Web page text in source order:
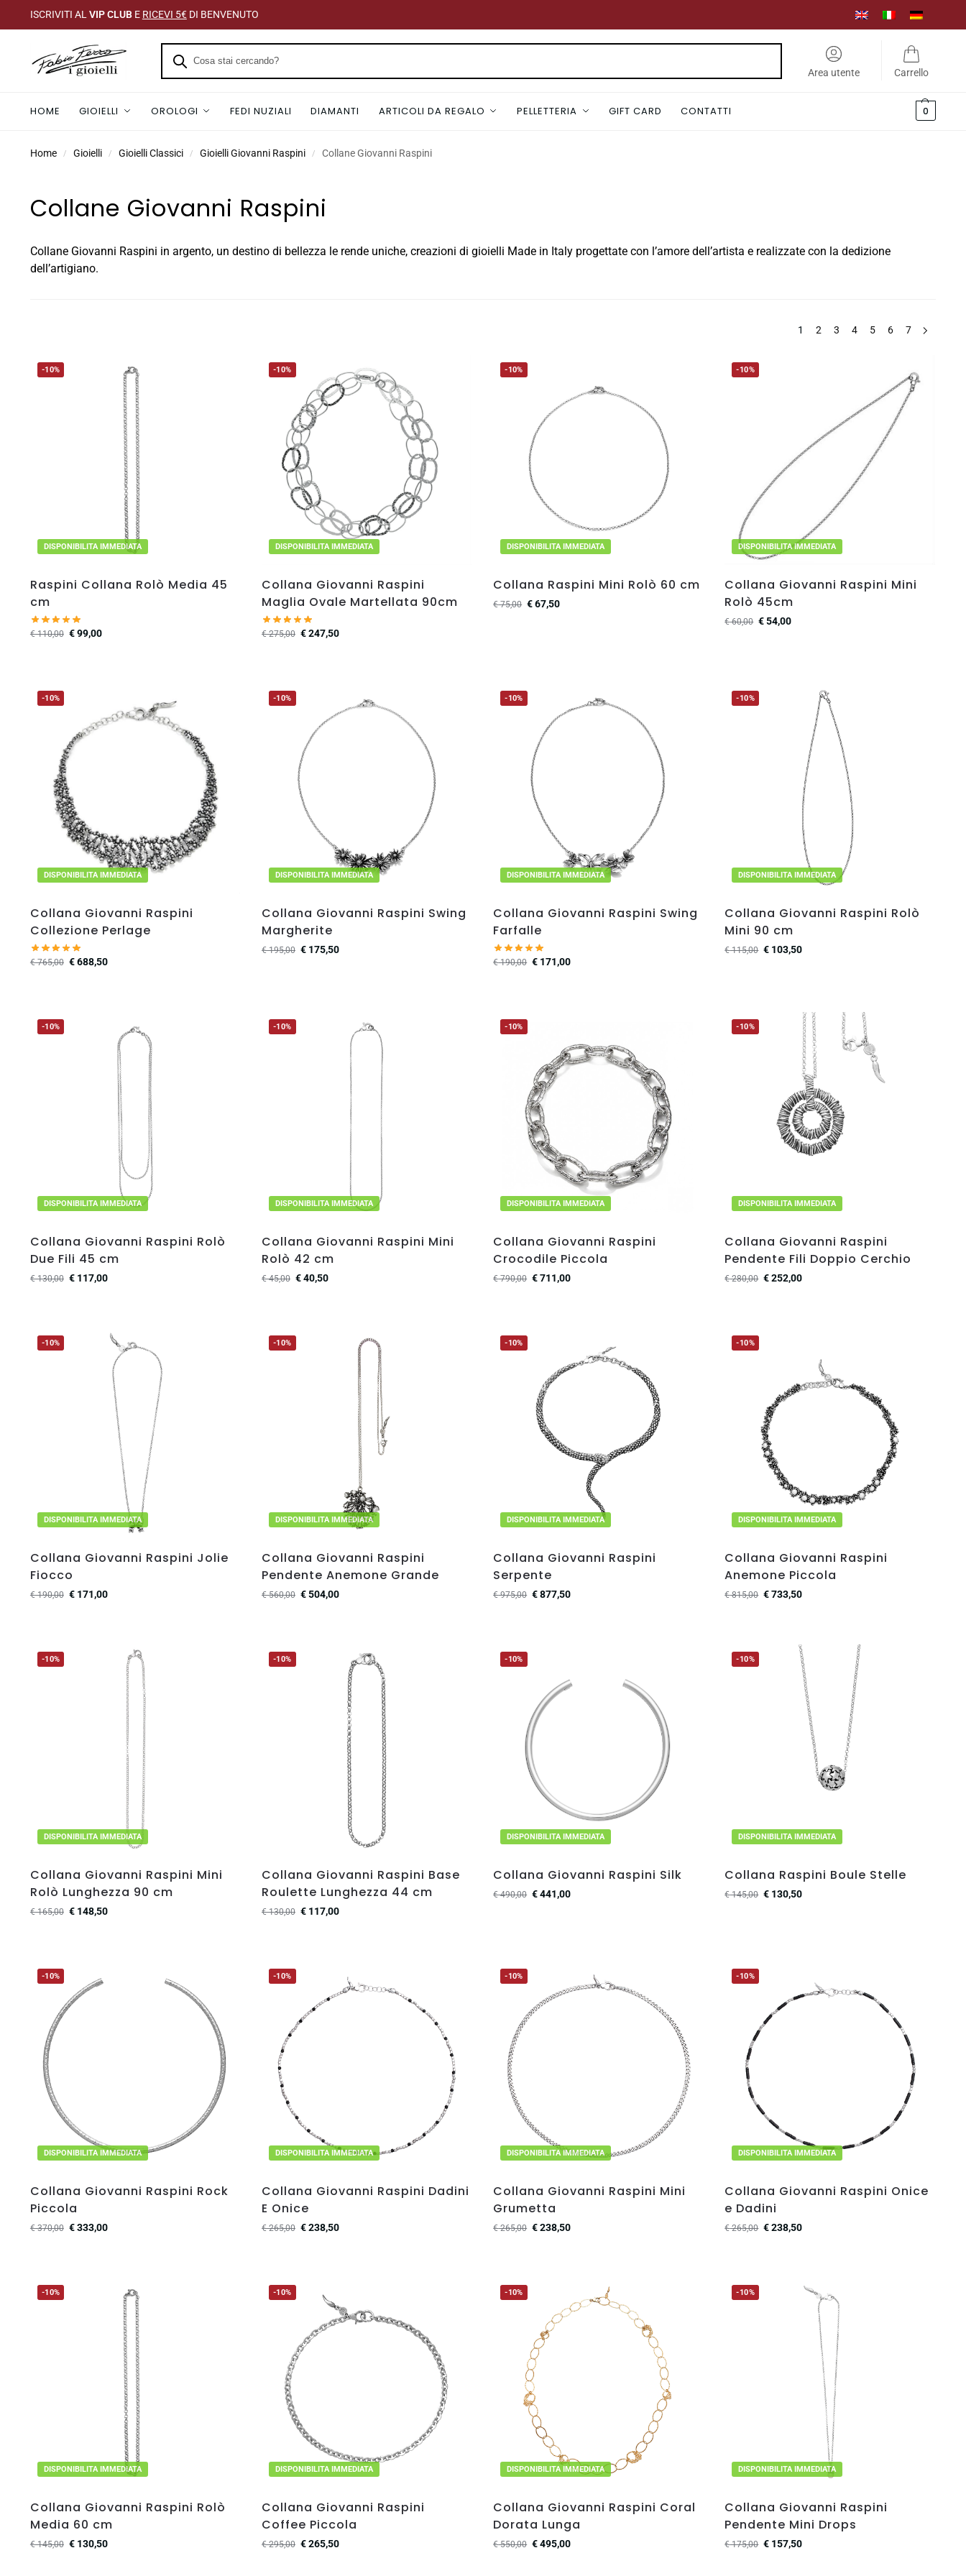
ISCRIVITI AL VIP CLUBE RICEVI 5€DI BENVENUTO
Area utente Carrello
HOME GIOIELLI OROLOGI FEDI NUZIALI DIAMANTI ARTICOLI DA REGALO PELLETTERIA GIFT CARD CONTATTI 0
Home / Gioielli / Gioielli Classici / Gioielli Giovanni Raspini / Collane Giovanni Raspini
Collane Giovanni Raspini
Collane Giovanni Raspini in argento, un destino di bellezza le rende uniche, creazioni di gioielli Made in Italy progettate con l’amore dell’artista e realizzate con la dedizione
dell’artigiano.
1 2 3 4 5 6 7
-10%
DISPONIBILITA IMMEDIATA
Raspini Collana Rolò Media 45
cm
€110,00 €99,00
-10%
DISPONIBILITA IMMEDIATA
Collana Giovanni Raspini
Maglia Ovale Martellata 90cm
€275,00 €247,50
-10%
DISPONIBILITA IMMEDIATA
Collana Raspini Mini Rolò 60 cm
€75,00 €67,50
-10%
DISPONIBILITA IMMEDIATA
Collana Giovanni Raspini Mini
Rolò 45cm
€60,00 €54,00
-10%
DISPONIBILITA IMMEDIATA
Collana Giovanni Raspini
Collezione Perlage
€765,00 €688,50
-10%
DISPONIBILITA IMMEDIATA
Collana Giovanni Raspini Swing
Margherite
€195,00 € 175,50
-10%
DISPONIBILITA IMMEDIATA
Collana Giovanni Raspini Swing
Farfalle
€190,00 € 171,00
-10%
DISPONIBILITA IMMEDIATA
Collana Giovanni Raspini Rolò
Mini 90 cm
€115,00 € 103,50
-10%
DISPONIBILITA IMMEDIATA
Collana Giovanni Raspini Rolò
Due Fili 45 cm
€130,00 €117,00
-10%
DISPONIBILITA IMMEDIATA
Collana Giovanni Raspini Mini
Rolò 42 cm
€45,00 €40,50
-10%
DISPONIBILITA IMMEDIATA
Collana Giovanni Raspini
Crocodile Piccola
€790,00 €711,00
-10%
DISPONIBILITA IMMEDIATA
Collana Giovanni Raspini
Pendente Fili Doppio Cerchio
€280,00 €252,00
-10%
DISPONIBILITA IMMEDIATA
Collana Giovanni Raspini Jolie
Fiocco
€190,00 €171,00
-10%
DISPONIBILITA IMMEDIATA
Collana Giovanni Raspini
Pendente Anemone Grande
€560,00 €504,00
-10%
DISPONIBILITA IMMEDIATA
Collana Giovanni Raspini
Serpente
€975,00 €877,50
-10%
DISPONIBILITA IMMEDIATA
Collana Giovanni Raspini
Anemone Piccola
€815,00 €733,50
-10%
DISPONIBILITA IMMEDIATA
Collana Giovanni Raspini Mini
Rolò Lunghezza 90 cm
€165,00 €148,50
-10%
Collana Giovanni Raspini Base
Roulette Lunghezza 44 cm
€130,00 € 117,00
-10%
DISPONIBILITA IMMEDIATA
Collana Giovanni Raspini Silk
€490,00 €441,00
-10%
DISPONIBILITA IMMEDIATA
Collana Raspini Boule Stelle
€145,00 € 130,50
-10%
DISPONIBILITA IMMEDIATA
Collana Giovanni Raspini Rock
Piccola
€370,00 €333,00
-10%
DISPONIBILITA IMMEDIATA
Collana Giovanni Raspini Dadini
E Onice
€265,00 €238,50
-10%
DISPONIBILITA IMMEDIATA
Collana Giovanni Raspini Mini
Grumetta
€265,00 €238,50
-10%
DISPONIBILITA IMMEDIATA
Collana Giovanni Raspini Onice
e Dadini
€265,00 €238,50
-10%
DISPONIBILITA IMMEDIATA
Collana Giovanni Raspini Rolò
Media 60 cm
€145,00 €130,50
-10%
DISPONIBILITA IMMEDIATA
Collana Giovanni Raspini
Coffee Piccola
€295,00 €265,50
-10%
DISPONIBILITA IMMEDIATA
Collana Giovanni Raspini Coral
Dorata Lunga
€550,00 €495,00
-10%
DISPONIBILITA IMMEDIATA
Collana Giovanni Raspini
Pendente Mini Drops
€175,00 € 157,50